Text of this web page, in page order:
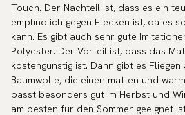
Touch. Der Nachteil ist, dass es ein
empfindlich gegen Flecken ist, da es
kann. Es gibt auch sehr gute
Polyester. Der Vorteil ist, dass das
kostengünstig ist. Dann gibt es
Baumwolle, die einen matten und
passt besonders gut im Herbst und
am besten für den Sommer geeignet